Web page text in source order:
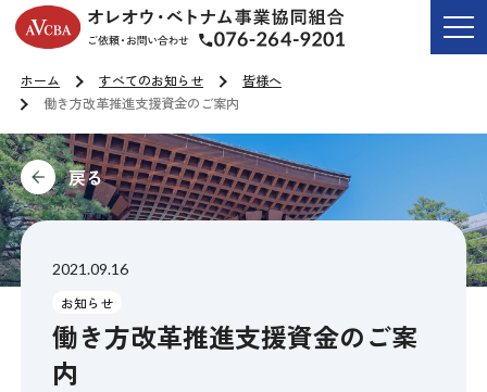
オレオウ・ベトナ
ご依頼・お問い
ホーム すべてのお知らせ 皆様へ
働き方改革推進支援資金のご案内
2021.09.16
お知らせ
働き方改革推進支援資金のご案
内